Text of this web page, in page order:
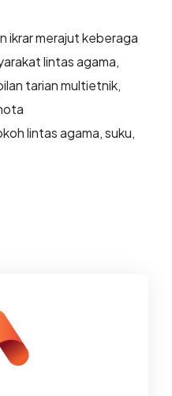
ikrar merajut keberaga
lintas agama,
tarian multietnik,
lintas agama, suku,